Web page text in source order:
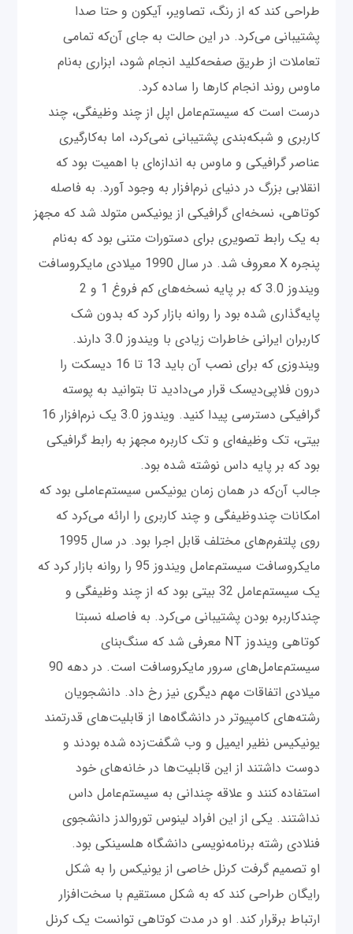
طراحی کند که از رنگ‌، تصاویر، آیکون و حتا صدا
پشتیبانی می‌کرد. در این حالت به جای آن‌که تمامی
تعاملات از طریق صفحه‌کلید انجام شود، ابزاری به‌نام
ماوس روند انجام کارها را ساده کرد.
درست است که سیستم‌عامل اپل از چند وظیفگی، چند
کاربری و شبکه‌بندی پشتیبانی نمی‌کرد، اما به‌کارگیری
عناصر گرافیکی و ماوس به اندازه‌ای با اهمیت بود که
انقلابی بزرگ در دنیای نرم‌افزار به وجود آورد. به فاصله
کوتاهی، نسخه‌ای گرافیکی از یونیکس متولد شد که مجهز
به یک رابط تصویری برای دستورات متنی بود که به‌نام
پنجره X معروف شد. در سال 1990 میلادی مایکروسافت
ویندوز 3.0 که بر پایه نسخه‌های کم فروغ 1 و 2
پایه‌گذاری شده بود را روانه بازار کرد که بدون شک
کاربران ایرانی خاطرات زیادی با ویندوز 3.0 دارند.
ویندوزی که برای نصب آن باید 13 تا 16 دیسکت‌ را
درون فلاپی‌دیسک قرار می‌دادید تا بتوانید به پوسته
گرافیکی دسترسی پیدا کنید. ویندوز 3.0 یک نرم‌افزار 16
بیتی، تک وظیفه‌ای و تک کاربره مجهز به رابط گرافیکی
بود که بر پایه داس نوشته شده بود.
جالب آن‌که در همان زمان یونیکس سیستم‌عاملی بود که
امکانات چندوظیفگی و چند کاربری را ارائه می‌کرد که
روی پلتفرم‌های مختلف قابل اجرا بود. در سال 1995
مایکروسافت سیستم‌عامل ویندوز 95 را روانه بازار کرد که
یک سیستم‌عامل 32 بیتی بود که از چند وظیفگی و
چندکاربره بودن پشتیبانی می‌کرد. به فاصله نسبتا
کوتاهی ویندوز NT معرفی شد که سنگ‌بنای
سیستم‌عامل‌های سرور مایکروسافت است. در دهه 90
میلادی اتفاقات مهم دیگری نیز رخ داد. دانشجویان
رشته‌های کامپیوتر در دانشگاه‌ها از قابلیت‌های قدرتمند
یونیکیس نظیر ایمیل‌ و وب شگفت‌زده شده بودند و
دوست داشتند از این قابلیت‌ها در خانه‌های خود
استفاده کنند و علاقه چندانی به سیستم‌عامل داس
نداشتند. یکی از این افراد لینوس توروالدز دانشجوی
فنلادی رشته برنامه‌نویسی دانشگاه هلسینکی بود.
او تصمیم گرفت کرنل خاصی از یونیکس را به شکل
رایگان طراحی کند که به شکل مستقیم با سخت‌افزار
ارتباط برقرار کند. او در مدت کوتاهی توانست یک کرنل